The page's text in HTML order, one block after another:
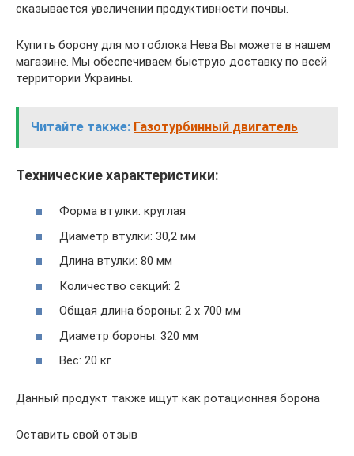
сказывается увеличении продуктивности почвы.
Купить борону для мотоблока Нева Вы можете в нашем
магазине. Мы обеспечиваем быструю доставку по всей
территории Украины.
Читайте также: Газотурбинный двигатель
Технические характеристики:
Форма втулки: круглая
Диаметр втулки: 30,2 мм
Длина втулки: 80 мм
Количество секций: 2
Общая длина бороны: 2 х 700 мм
Диаметр бороны: 320 мм
Вес: 20 кг
Данный продукт также ищут как ротационная борона
Оставить свой отзыв